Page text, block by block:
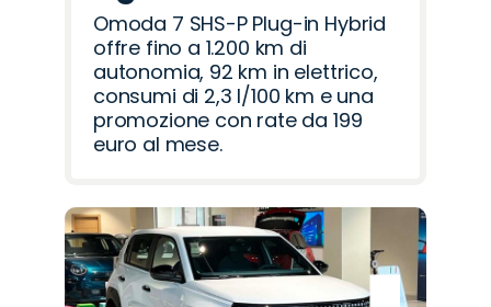
Omoda 7 SHS-P Plug-in Hybrid
offre fino a 1.200 km di
autonomia, 92 km in elettrico,
consumi di 2,3 l/100 km e una
promozione con rate da 199
euro al mese.